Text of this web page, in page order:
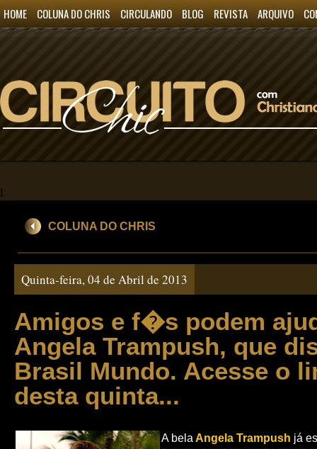
HOME COLUNA DO CHRIS CIRCULANDO BLOG REVISTA ARQUIVO
l
COLUNA DO CHRIS
Quinta-feira, 04 de Abril de 2013
Amigos e f�s podem
Angela Trampush, que
Brasil Mundo. Acesse o
desta quinta...
A bela Angela Trampush já